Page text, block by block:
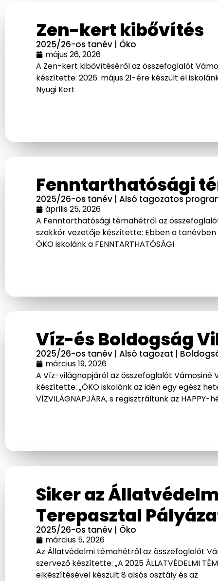
Zen-kert kibővítés
2025/26-os tanév| Öko
május 26, 2026
A Zen-kert kibővítéséről az összefoglalót
készítette: 2026. május 21-ére készült el
Nyugi Kert
Fenntarthatósági
2025/26-os tanév| Alsó tagozatos
április 25, 2026
A Fenntarthatósági témahétről az
szakkör vezetője készítette: Ebben a
ÖKO iskolánk a FENNTARTHATÓSÁGI
Víz-és Boldogság
2025/26-os tanév| Alsó tagozat |
március 19, 2026
A Víz-világnapjáról az összefoglalót
készítette: „ÖKO iskolánk az idén egy egész
VÍZVILÁGNAPJÁRA, s regisztráltunk az HAPPY-
Siker az
Terepasztal
2025/26-os tanév| Öko
március 5, 2026
Az Állatvédelmi témahétről az összefoglalót
szervező készítette: „A 2025 ÁLLATVÉDELMI
elkészítésével készült 8 alsós osztály és az